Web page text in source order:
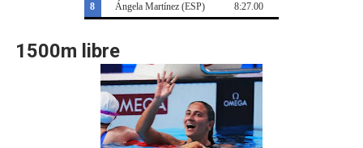
8
Ángela Martínez (ESP) 8:27.00
1500m libre